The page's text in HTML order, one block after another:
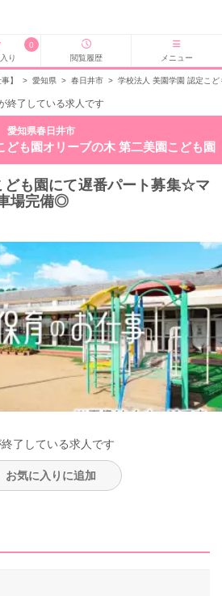
0
り
閲覧履歴 メニュー
】 > 愛知県 > 春日井市 > 学校法人 美園学園 認定こ
終了している求人です
愛知県春日井市
ども園オリーブの木 第二美園こども園
ども園にて遅番パート募集☆マ
場完備◎
了している求人です
お気に入りに追加